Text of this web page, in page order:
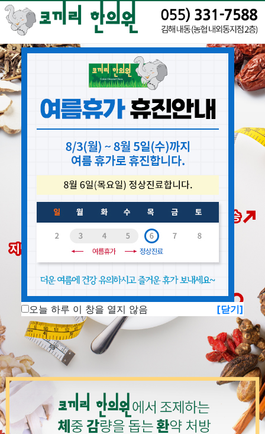
오늘 하루 이 창을 열지 않음 [닫기]